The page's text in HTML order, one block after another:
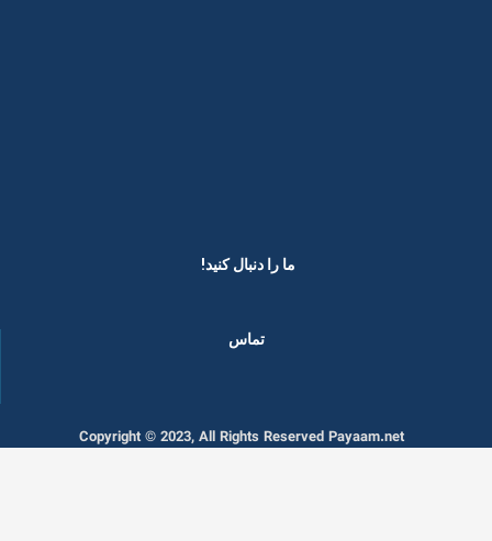
ما را دنبال کنید! ​
تماس
Copyright © 2023, All Rights Reserved Payaam.net